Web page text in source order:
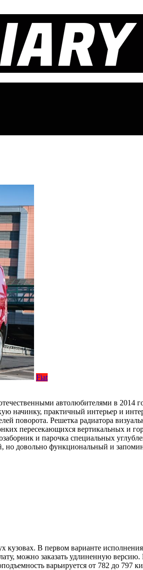
Fiat
автолюбителями в 2014
начинку, практичный интерьер и
поворота. Решетка радиатора
пересекающихся вертикальных и
и парочка специальных
довольно функциональный и
В первом варианте
можно заказать удлиненную
варьируется от 782 до 797